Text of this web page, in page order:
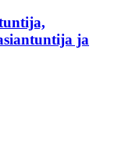
ja